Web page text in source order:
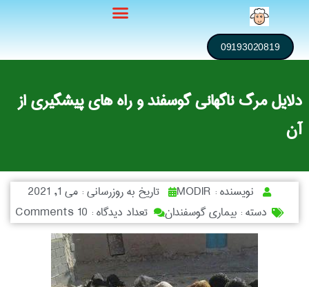
09193020819
دلایل مرگ ناگهانی گوسفند و راه های پیشگیری از
آن
نویسنده : تاریخ به روزرسانی : می 1, 2021
دسته :بیماری گوسفندان تعداد دیدگاه : 10 Comments